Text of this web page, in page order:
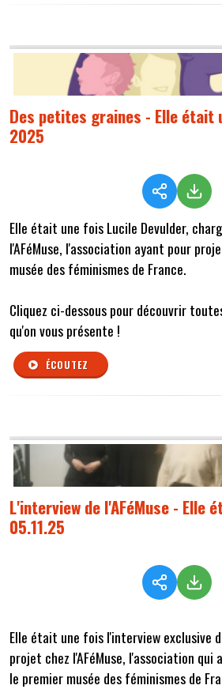
Des petites graines - Elle était
2025
Elle était une fois Lucile Devulder,
l'AFéMuse, l'association ayant pour
musée des féminismes de France.
Cliquez ci-dessous pour découvrir
qu'on vous présente !
ÉCOUTEZ
L'interview de l'AFéMuse - Elle
05.11.25
Elle était une fois l'interview exclusive
projet chez l'AFéMuse, l'association
le premier musée des féminismes de